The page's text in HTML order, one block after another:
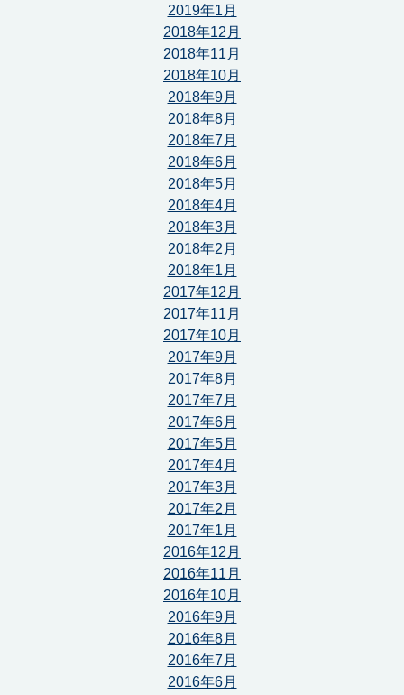
2019年1月
2018年12月
2018年11月
2018年10月
2018年9月
2018年8月
2018年7月
2018年6月
2018年5月
2018年4月
2018年3月
2018年2月
2018年1月
2017年12月
2017年11月
2017年10月
2017年9月
2017年8月
2017年7月
2017年6月
2017年5月
2017年4月
2017年3月
2017年2月
2017年1月
2016年12月
2016年11月
2016年10月
2016年9月
2016年8月
2016年7月
2016年6月